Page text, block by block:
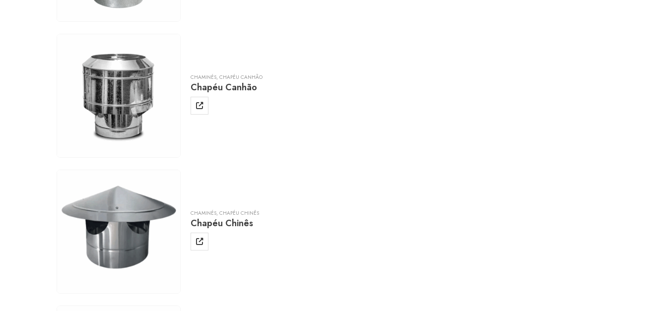
CHAMINÉS, CHAPÉU CANHÃO
Chapéu Canhão
CHAMINÉS, CHAPÉU CHINÊS
Chapéu Chinês